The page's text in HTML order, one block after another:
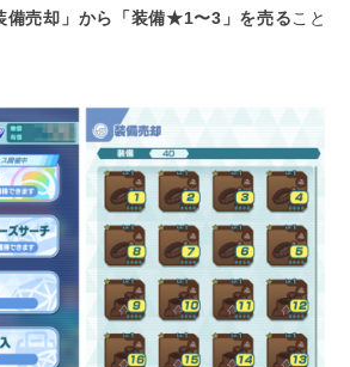
備売却」から「装備★1〜3」を売る こと